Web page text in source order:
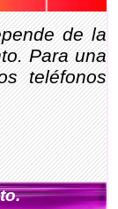
de la
Para una
teléfonos